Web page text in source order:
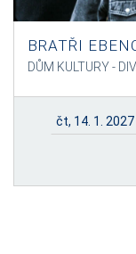
BRATŘI
DŮM KULTURY -
čt, 14. 1. 2027